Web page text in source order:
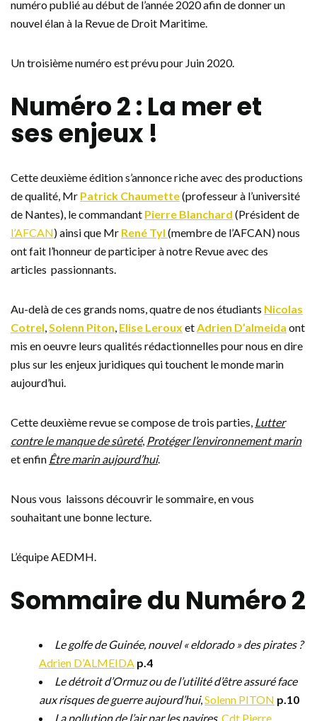
numéro publié au début de l’année 2020 afin de donner un
nouvel élan à la Revue de Droit Maritime.
Un troisième numéro est prévu pour Juin 2020.
Numéro 2 : La mer et
ses enjeux !
Cette deuxième édition s’annonce riche avec des productions
de qualité, Mr Patrick Chaumette(professeur à l’université
de Nantes), le commandant Pierre Blanchard (Président de
l’AFCAN) ainsi que Mr René Tyl (membre de l’AFCAN) nous
ont fait l’honneur de participer à notre Revue avec des
articles passionnants.
Au-delà de ces grands noms, quatre de nos étudiants Nicolas
Cotrel,Solenn Piton, Elise Leroux etAdrien D’almeida ont
mis en oeuvre leurs qualités rédactionnelles pour nous en dire
plus sur les enjeux juridiques qui touchent le monde marin
aujourd’hui.
Cette deuxième revue se compose de trois parties, Lutter
contre le manque de sûreté, Protéger l’environnement marin
et enfin Être marin aujourd’hui.
Nous vous laissons découvrir le sommaire, en vous
souhaitant une bonne lecture.
L’équipe AEDMH.
Sommaire du Numéro 2
Le golfe de Guinée, nouvel « eldorado » des pirates ?
Adrien D’ALMEIDA p.4
Le détroit d’Ormuz ou de l’utilité d’être assuré face
aux risques de guerre aujourd’hui,Solenn PITON p.10
La pollution de l’air par les navires, Cdt Pierre